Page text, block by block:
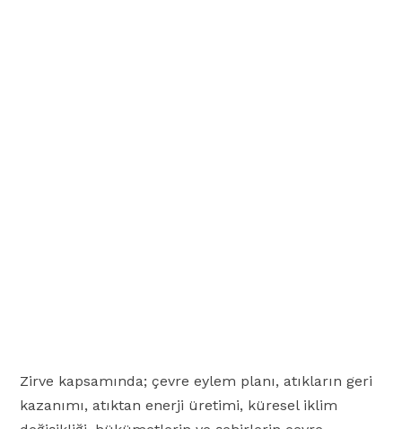
Zirve kapsamında; çevre eylem planı, atıkların geri
kazanımı, atıktan enerji üretimi, küresel iklim